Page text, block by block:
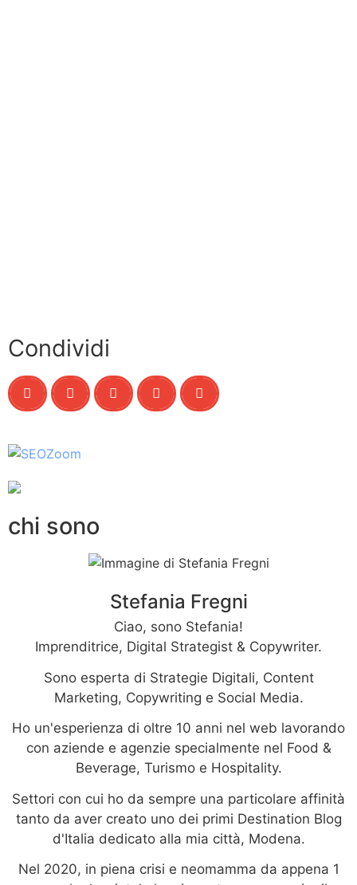
Condividi
chi sono
Stefania Fregni
Ciao, sono Stefania!
Imprenditrice, Digital Strategist & Copywriter.
Sono esperta di Strategie Digitali, Content
Marketing, Copywriting e Social Media.
Ho un'esperienza di oltre 10 anni nel web lavorando
con aziende e agenzie specialmente nel Food &
Beverage, Turismo e Hospitality.
Settori con cui ho da sempre una particolare affinità
tanto da aver creato uno dei primi Destination Blog
d'Italia dedicato alla mia città, Modena.
Nel 2020, in piena crisi e neomamma da appena 1